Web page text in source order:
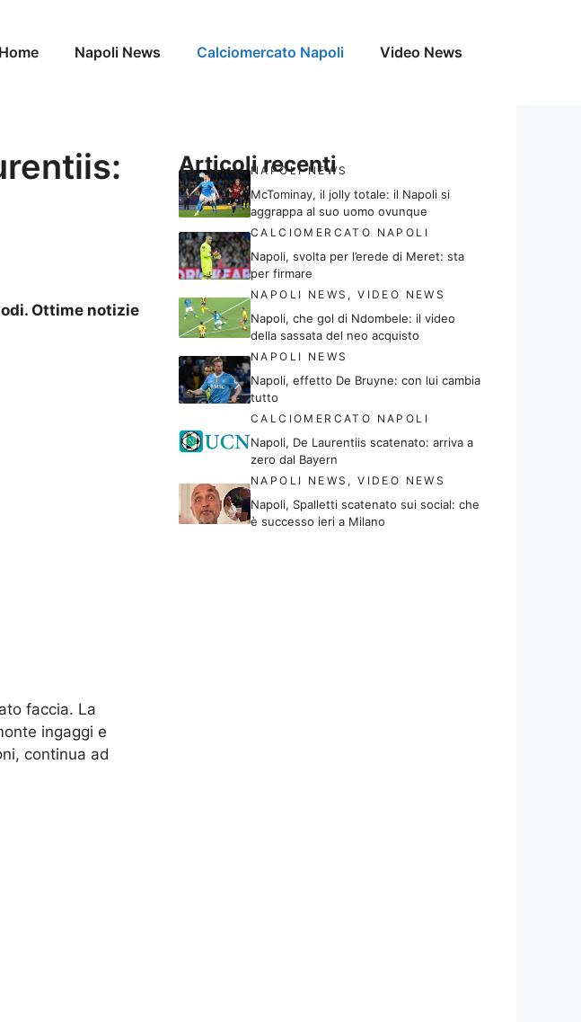
Home Napoli News Calciomercato Napoli Video News
Ottime notizie
faccia. La
ingaggi e
continua ad
Articoli recenti
NAPOLI NEWS
McTominay, il jolly totale: il Napoli si
aggrappa al suo uomo ovunque
CALCIOMERCATO NAPOLI
Napoli, svolta per l’erede di Meret: sta
per firmare
NAPOLI NEWS ,VIDEO NEWS
Napoli, che gol di Ndombele: il video
della sassata del neo acquisto
NAPOLI NEWS
Napoli, effetto De Bruyne: con lui cambia
tutto
CALCIOMERCATO NAPOLI
Napoli, De Laurentiis scatenato: arriva a
zero dal Bayern
NAPOLI NEWS ,VIDEO NEWS
Napoli, Spalletti scatenato sui social: che
è successo ieri a Milano